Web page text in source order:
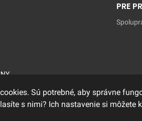
PRE
Sú potrebné, aby správne
s nimi? Ich nastavenie si